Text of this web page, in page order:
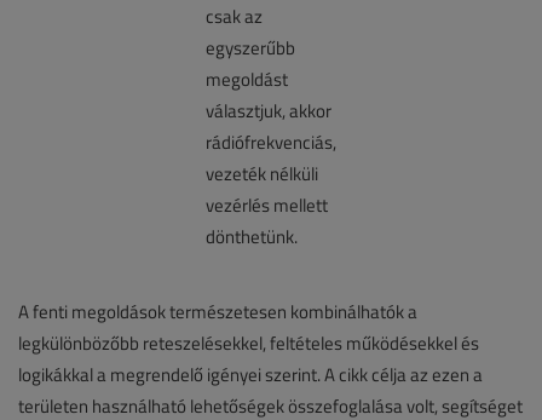
A fenti megoldások természetesen kombinálhatók a
legkülönbözőbb reteszelésekkel, feltételes működésekkel és
logikákkal a megrendelő igényei szerint. A cikk célja az ezen a
területen használható lehetőségek összefoglalása volt, segítséget